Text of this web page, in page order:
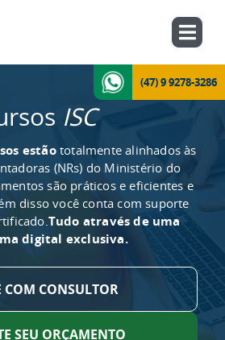
(47) 9 9278-3286
ISC
estãototalmente alinhados às
(NRs) do Ministério do
são práticos e eficientes e
disso você conta com suporte
Tudo através de uma
digital exclusiva.
COM CONSULTOR
SEU ORÇAMENTO